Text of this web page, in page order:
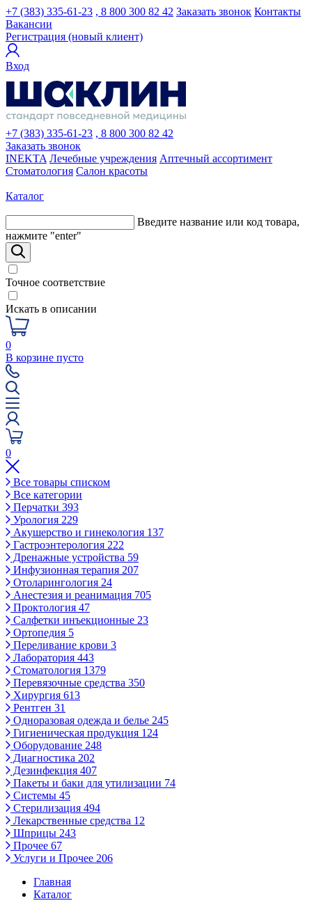
+7 (383) 335-61-23 , 8 800 300 82 42 Заказать звонок Контакты
Вакансии
Регистрация (новый клиент)
Вход
+7 (383) 335-61-23 , 8 800 300 82 42
Заказать звонок
INEKTA Лечебные учреждения Аптечный ассортимент
Стоматология Салон красоты
Каталог
Введите название или код товара,
нажмите "enter"
Точное соответствие
Искать в описании
0
В корзине пусто
0
Все товары списком
Все категории
Перчатки 393
Урология 229
Акушерство и гинекология 137
Гастроэнтерология 222
Дренажные устройства 59
Инфузионная терапия 207
Отоларингология 24
Анестезия и реанимация 705
Проктология 47
Салфетки инъекционные 23
Ортопедия 5
Переливание крови 3
Лаборатория 443
Стоматология 1379
Перевязочные средства 350
Хирургия 613
Рентген 31
Одноразовая одежда и белье 245
Гигиеническая продукция 124
Оборудование 248
Диагностика 202
Дезинфекция 407
Пакеты и баки для утилизации 74
Системы 45
Стерилизация 494
Лекарственные средства 12
Шприцы 243
Прочее 67
Услуги и Прочее 206
Главная
Каталог